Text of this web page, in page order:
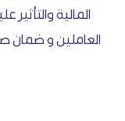
المالية
العاملين و